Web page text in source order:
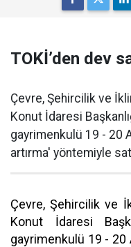
TOKİ’den dev
Çevre, Şehircilik ve
Konut İdaresi
gayrimenkulü 19 - 20
artırma' yöntemiyle
Çevre, Şehircilik ve
Konut İdaresi
gayrimenkulü 19 - 20